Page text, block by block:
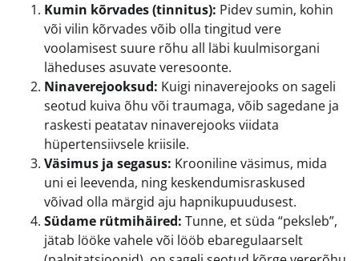
Kumin kõrvades (tinnitus): Pidev sumin, kohin
või vilin kõrvades võib olla tingitud vere
voolamisest suure rõhu all läbi kuulmisorgani
läheduses asuvate veresoonte.
Ninaverejooksud: Kuigi ninaverejooks on sageli
seotud kuiva õhu või traumaga, võib sagedane ja
raskesti peatatav ninaverejooks viidata
hüpertensiivsele kriisile.
Väsimus ja segasus: Krooniline väsimus, mida
uni ei leevenda, ning keskendumisraskused
võivad olla märgid aju hapnikupuudusest.
Südame rütmihäired: Tunne, et süda “peksleb”,
jätab lööke vahele või lööb ebaregulaarselt